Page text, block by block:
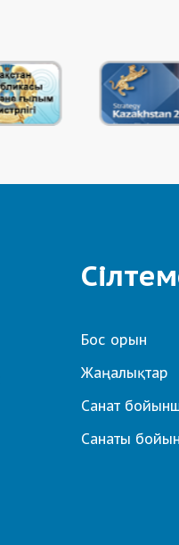
Бос орын
Жаңалықтар
Санат
Санаты